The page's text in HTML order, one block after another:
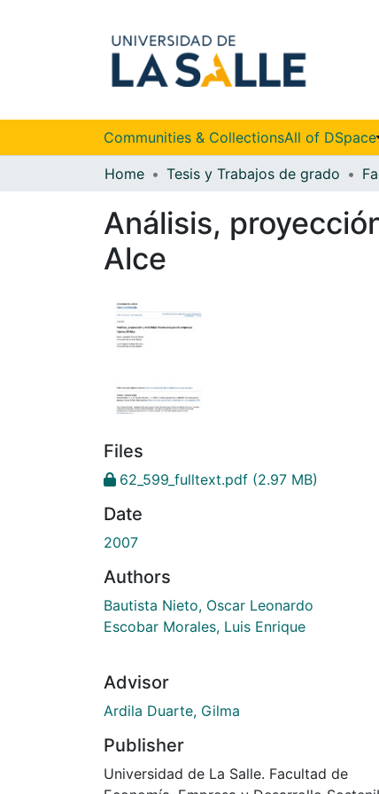
Communities & CollectionsAll of DSpace
Home Tesis y Trabajos de grado
Análisis,
Alce
Files
62_599_fulltext.pdf (2.97 MB)
Date
2007
Authors
Bautista Nieto, Oscar Leonardo
Escobar Morales, Luis Enrique
Advisor
Ardila Duarte, Gilma
Publisher
Universidad de La Salle. Facultad de